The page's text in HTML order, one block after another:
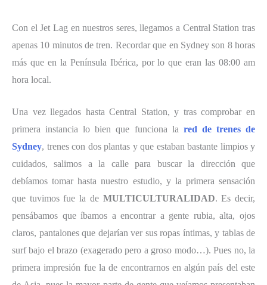
Con el Jet Lag en nuestros seres, llegamos a Central Station tras
apenas 10 minutos de tren. Recordar que en Sydney son 8 horas
más que en la Península Ibérica, por lo que eran las 08:00 am
hora local.
Una vez llegados hasta Central Station, y tras comprobar en
primera instancia lo bien que funciona la red de trenes de
Sydney, trenes con dos plantas y que estaban bastante limpios y
cuidados, salimos a la calle para buscar la dirección que
debíamos tomar hasta nuestro estudio, y la primera sensación
que tuvimos fue la de MULTICULTURALIDAD. Es decir,
pensábamos que íbamos a encontrar a gente rubia, alta, ojos
claros, pantalones que dejarían ver sus ropas íntimas, y tablas de
surf bajo el brazo (exagerado pero a groso modo…). Pues no, la
primera impresión fue la de encontrarnos en algún país del este